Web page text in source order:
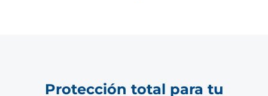
Protección total para tu